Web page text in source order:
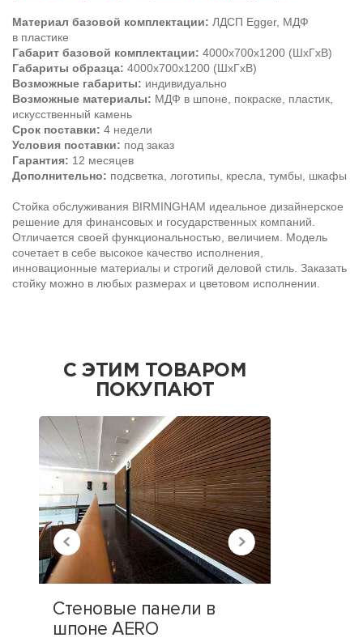
Материал базовой комплектации: ЛДСП Egger, МДФ
в пластике
Габарит базовой комплектации: 4000х700х1200 (ШхГхВ)
Габариты образца: 4000х700х1200 (ШхГхВ)
Возможные габариты: индивидуально
Возможные материалы: МДФ в шпоне, покраске, пластик,
искусственный камень
Срок поставки: 4 недели
Условия поставки: под заказ
Гарантия: 12 месяцев
Дополнительно: подсветка, логотипы, кресла, тумбы, шкафы
Стойка обслуживания BIRMINGHAM идеальное дизайнерское
решение для финансовых и государственных компаний.
Отличается своей функциональностью, величием. Модель
сочетает в себе высокое качество исполнения,
инновационные материалы и строгий деловой стиль. Заказать
стойку можно в любых размерах и цветовом исполнении.
С ЭТИМ ТОВАРОМ
ПОКУПАЮТ
Стеновые панели в
шпоне AERO